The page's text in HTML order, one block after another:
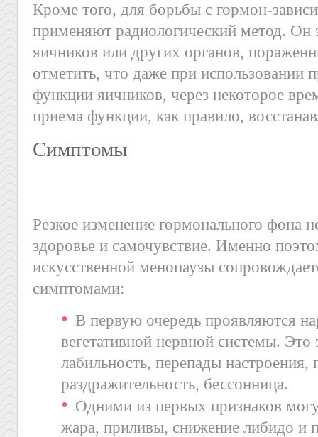
Кроме того, для борьбы с гормон-
применяют радиологический метод. Он
яичников или других органов,
отметить, что даже при использовании
функции яичников, через некоторое
приема функции, как правило,
Симптомы
Резкое изменение гормонального фона
здоровье и самочувствие. Именно
искусственной менопаузы
симптомами:
В первую очередь проявляются
вегетативной нервной системы. Это
лабильность, перепады настроения,
раздражительность, бессонница.
Одними из первых признаков
жара, приливы, снижение либидо и